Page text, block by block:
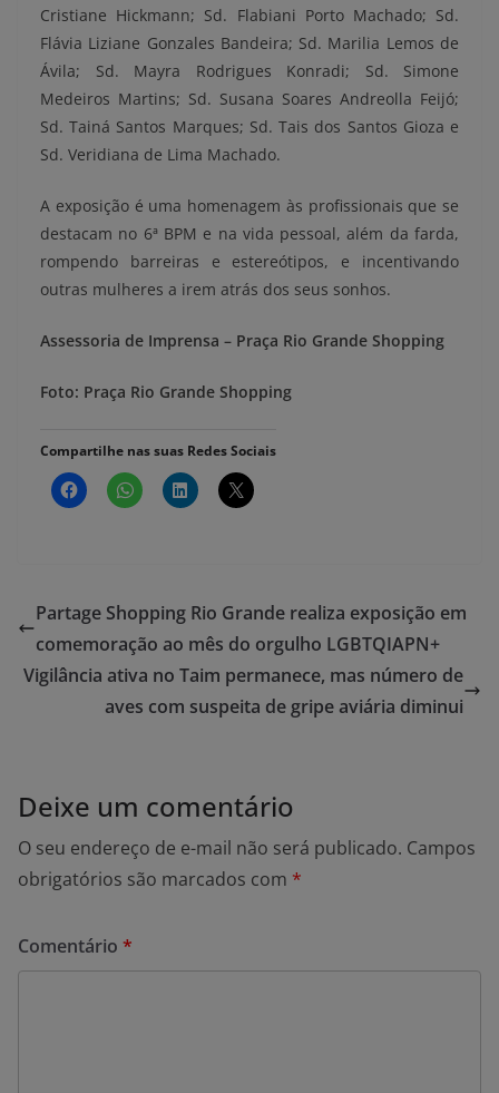
Cristiane Hickmann; Sd. Flabiani Porto Machado; Sd.
Flávia Liziane Gonzales Bandeira; Sd. Marilia Lemos de
Ávila; Sd. Mayra Rodrigues Konradi; Sd. Simone
Medeiros Martins; Sd. Susana Soares Andreolla Feijó;
Sd. Tainá Santos Marques; Sd. Tais dos Santos Gioza e
Sd. Veridiana de Lima Machado.
A exposição é uma homenagem às profissionais que se
destacam no 6ª BPM e na vida pessoal, além da farda,
rompendo barreiras e estereótipos, e incentivando
outras mulheres a irem atrás dos seus sonhos.
Assessoria de Imprensa – Praça Rio Grande Shopping
Foto: Praça Rio Grande Shopping
Compartilhe nas suas Redes Sociais
Partage Shopping Rio Grande realiza exposição em
comemoração ao mês do orgulho LGBTQIAPN+
Vigilância ativa no Taim permanece, mas número de
aves com suspeita de gripe aviária diminui
Deixe um comentário
O seu endereço de e-mail não será publicado. Campos
obrigatórios são marcados com *
Comentário *